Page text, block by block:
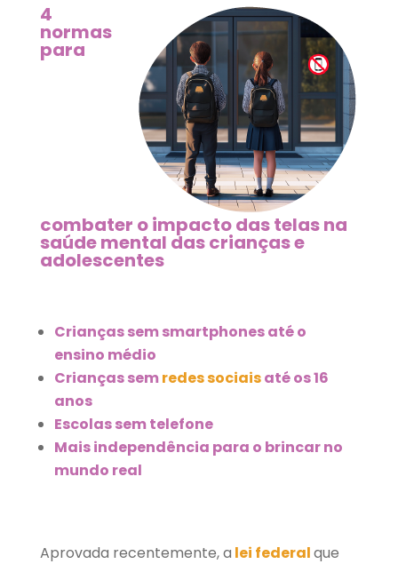
4
normas
para
combater o impactodas telas na
saúde mental das crianças e
adolescentes
Crianças sem smartphones até o
ensino médio
Crianças semredes sociaisaté os 16
anos
Escolas sem telefone
Mais independência para o brincar no
mundo real
Aprovada recentemente, a lei federalque